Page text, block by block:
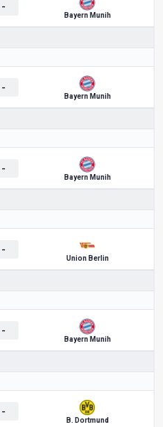
-
Bayern Munih
-
Bayern Munih
-
Bayern Munih
-
Union Berlin
-
Bayern Munih
-
B. Dortmund